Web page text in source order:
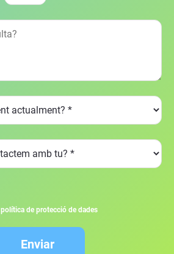
política de protecció de dades
Enviar